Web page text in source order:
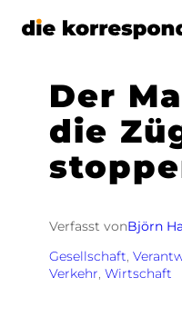
Zum
Der
die
Verfasst vonBjörn
Gesellschaft,
Verkehr, Wirtschaft